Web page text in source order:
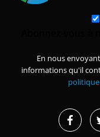
En nous
informations qu'il